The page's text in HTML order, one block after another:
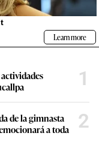
1
de la gimnasta
a toda
2